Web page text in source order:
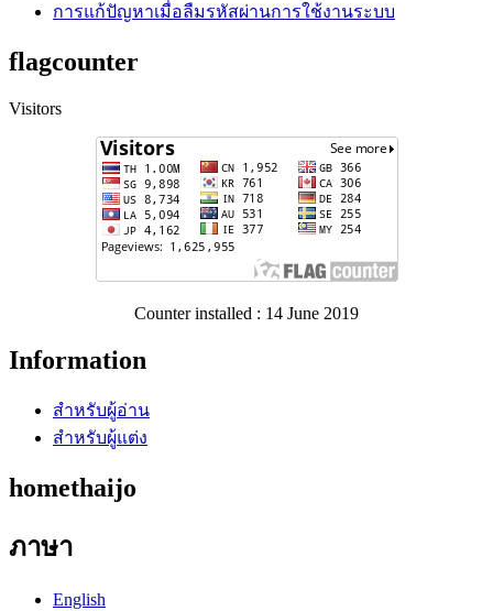
การแก้ปัญหาเมื่อลืมรหัสผ่านการใช้งานระบบ
flagcounter
Visitors
Counter installed : 14 June 2019
Information
สำหรับผู้อ่าน
สำหรับผู้แต่ง
homethaijo
ภาษา
English